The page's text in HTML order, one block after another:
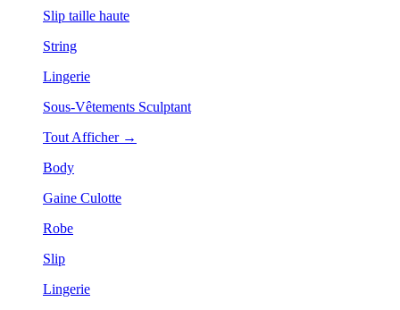
Slip taille haute
String
Lingerie
Sous-Vêtements Sculptant
Tout Afficher →
Body
Gaine Culotte
Robe
Slip
Lingerie